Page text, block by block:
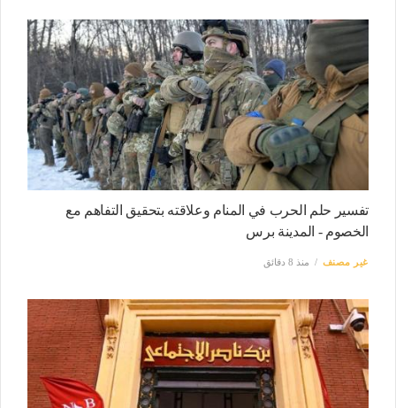
تفسير حلم الحرب في المنام وعلاقته بتحقيق التفاهم مع
الخصوم - المدينة برس
غير مصنف منذ 8 دقائق